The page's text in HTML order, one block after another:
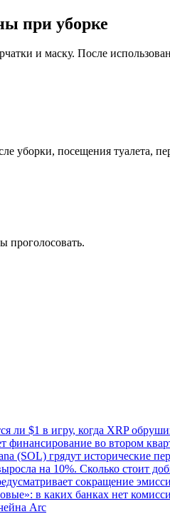
при уборке
и маску. После
уборки, посещения
проголосовать.
ли $1 в игру, когда XRP
финансирование во втором
(SOL) грядут
на 10%. Сколько стоит
сокращение
в каких банках нет
Arc